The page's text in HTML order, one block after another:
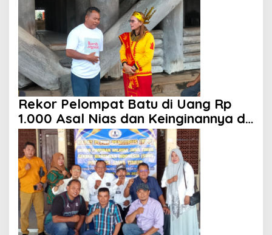
Rekor Pelompat Batu di Uang Rp
1.000 Asal Nias dan Keinginannya di
HUT ke 81 RI